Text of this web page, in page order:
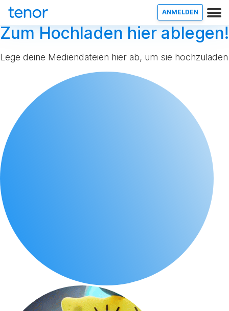
ANMELDEN
Zum Hochladen hier ablegen!
Lege deine Mediendateien hier ab, um sie hochzuladen